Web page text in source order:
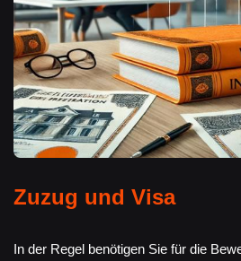
Zuzug und Visa
In der Regel benötigen Sie für die